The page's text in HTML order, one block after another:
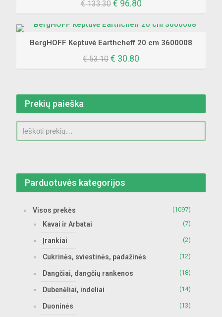
€133.30 Original
€ 96.80Current
BergHOFF Keptuvė Earthcheff 20 cm 3600008
€53.10 Original
€ 30.80
Prekių paieška
Parduotuvės kategorijos
Visos prekės (1097)
Kavai ir Arbatai (7)
Įrankiai (2)
Cukrinės, sviestinės, padažinės (12)
Dangčiai, dangčių rankenos (18)
Dubenėliai, indeliai (14)
Duoninės (13)